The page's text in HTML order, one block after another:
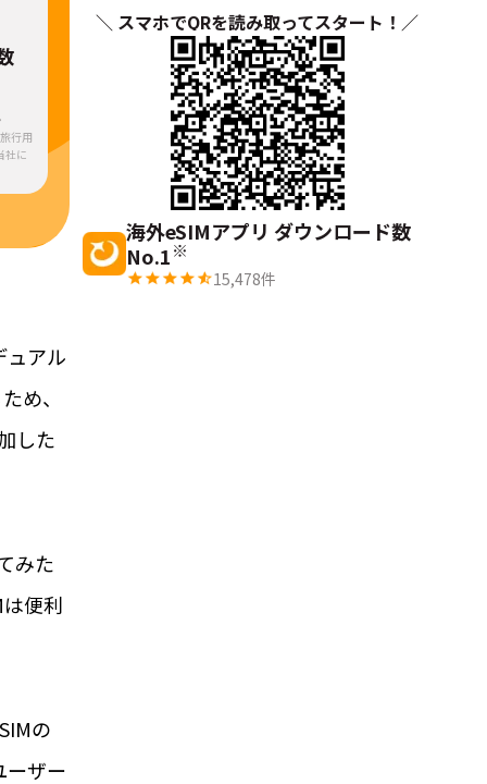
行用
社に
ュアル
め、
した
みた
便利
の
ーザー
＼ スマホでQRを読み取ってスタート！／
海外eSIMアプリ ダウンロード数
No.1※
15,478件